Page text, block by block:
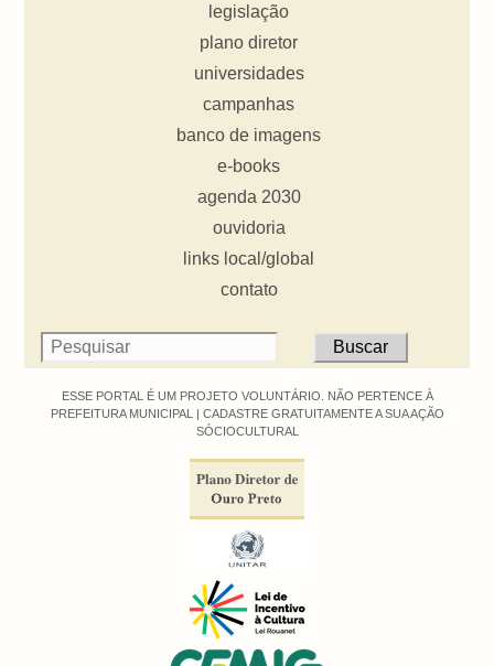
legislação
plano diretor
universidades
campanhas
banco de imagens
e-books
agenda 2030
ouvidoria
links local/global
contato
ESSE PORTAL É UM PROJETO VOLUNTÁRIO. NÃO PERTENCE À
PREFEITURA MUNICIPAL | CADASTRE GRATUITAMENTE A SUA AÇÃO
SÓCIOCULTURAL